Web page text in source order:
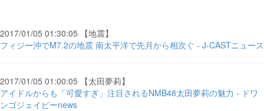
2017/01/05 01:30:05 【地震】
フィジー沖でM7.2の地震 南太平洋で先月から相次ぐ - J-CASTニュース
2017/01/05 01:00:05 【太田夢莉】
アイドルからも「可愛すぎ」注目されるNMB48太田夢莉の魅力 - ドワ
ンゴジェイピーnews